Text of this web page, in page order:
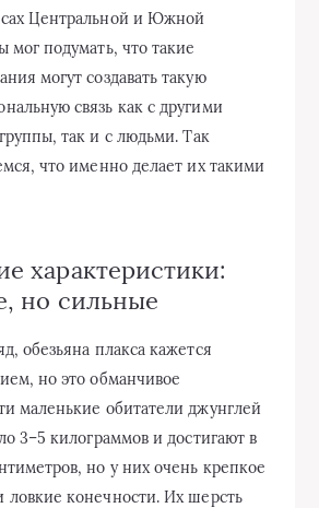
Центральной и Южной
мог подумать, что такие
могут создавать такую
связь как с другими
так и с людьми. Так
что именно делает их такими
характеристики:
но сильные
обезьяна плакса кажется
но это обманчивое
маленькие обитатели джунглей
3–5 килограммов и достигают в
но у них очень крепкое
ловкие конечности. Их шерсть